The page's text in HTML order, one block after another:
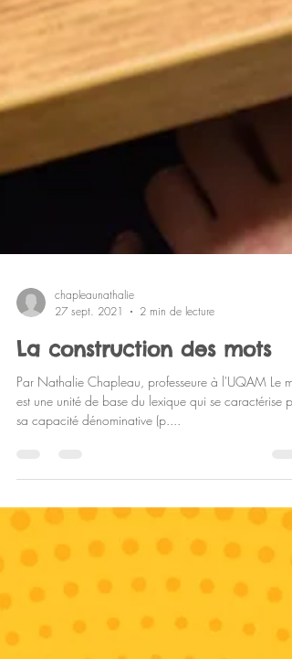
chapleaunathalie
27 sept. 2021
2 min de lecture
La construction des mots
Par Nathalie Chapleau, professeure à l'UQAM Le